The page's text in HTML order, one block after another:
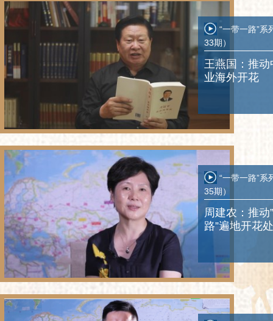
“一带一路”系
33期）
王燕国：推
业海外开花
“一带一路”系
35期）
周建农：推动
路”遍地开花